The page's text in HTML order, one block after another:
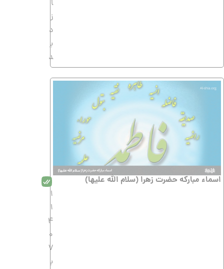
ا
ز
د
ی
د
اسماء مبارکه حضرت زهرا (سلام الله علیها)
1
1
4
0
7
ب